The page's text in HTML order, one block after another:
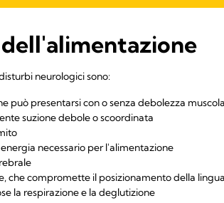
neurologici sono:
può presentarsi con o senza debolezza
suzione debole o scoordinata
necessario per l'alimentazione
che compromette il posizionamento della
la respirazione e la deglutizione